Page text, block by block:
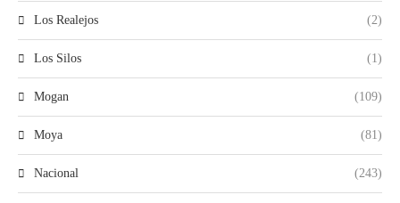
Los Realejos (2)
Los Silos (1)
Mogan (109)
Moya (81)
Nacional (243)